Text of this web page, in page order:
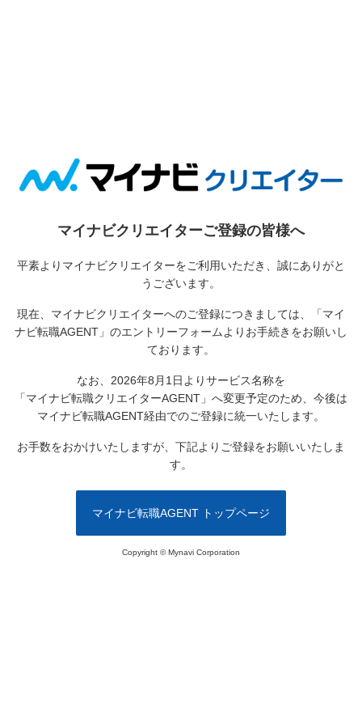
マイナビクリエイターご登録の皆様へ
平素よりマイナビクリエイターをご利用いただき、誠にありがと
うございます。
現在、マイナビクリエイターへのご登録につきましては、
「マイ
ナビ転職AGENT」のエントリーフォームよりお手続きをお願いし
ております。
なお、2026年8月1日よりサービス名称を
「マイナビ転職クリエイターAGENT」へ変更予定のため、 今後は
マイナビ転職AGENT経由でのご登録に統一いたします。
お手数をおかけいたしますが、下記よりご登録をお願いいたしま
す。
マイナビ転職AGENT トップページ
Copyright © Mynavi Corporation